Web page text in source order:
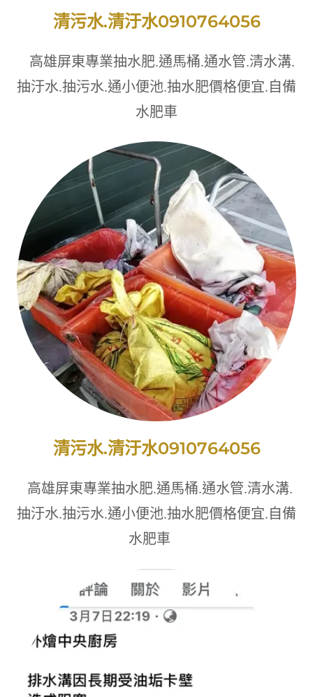
清污水.清汙水0910764056
高雄屏東專業抽水肥.通馬桶.通水管.清水溝.
抽汙水.抽污水.通小便池.抽水肥價格便宜.自備
水肥車
清污水.清汙水0910764056
高雄屏東專業抽水肥.通馬桶.通水管.清水溝.
抽汙水.抽污水.通小便池.抽水肥價格便宜.自備
水肥車